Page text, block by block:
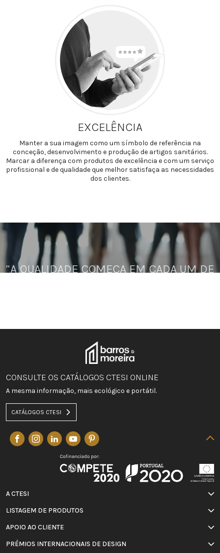
EXCELÊNCIA
Manter a sua imagem como um símbolo de referência na
conceção, desenvolvimento e produção de artigos sanitários.
Marcar a diferença com produtos de excelência e com um serviço
profissional e de qualidade que melhor satisfaça as necessidades
dos clientes.
“A QUALIDADE COMEÇA EM CADA UM DE
CONSULTE OS CATÁLOGOS CTESI ONLINE
A mesma informação, mais ecológico e portátil.
CATÁLOGOS CTESI
A CTESI
LISTAGEM DE PRODUTOS
APOIO AO CLIENTE
PRÉMIOS INTERNACIONAIS DE DESIGN